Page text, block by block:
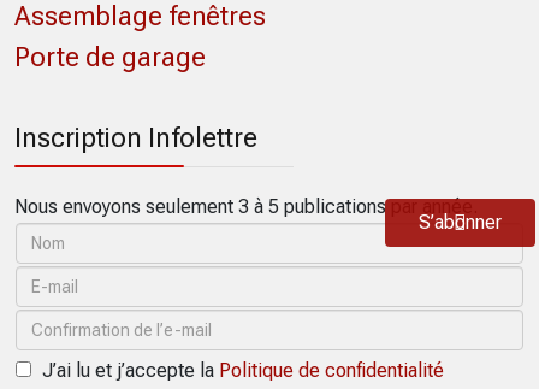
Assemblage fenêtres
Porte de garage
Inscription Infolettre
Nous envoyons seulement 3 à 5 publications par année.
J’ai lu et j’accepte la Politique de confidentialité
S’abonner